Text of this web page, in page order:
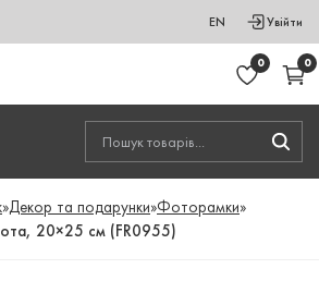
EN Увійти
0 0
»Декор та подарунки»Фоторамки»
20×25 cм (FR0955)